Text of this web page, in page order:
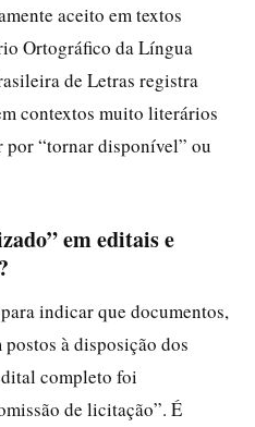
aceito em textos
Ortográfico da Língua
de Letras registra
contextos muito literários
“tornar disponível” ou
em editais e
indicar que documentos,
à disposição dos
completo foi
de licitação”. É